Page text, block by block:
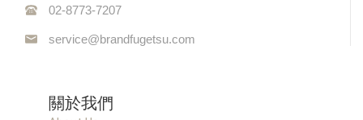
02-8773-7207
service@brandfugetsu.com
關於我們